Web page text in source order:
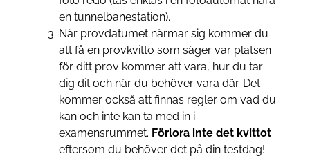
en tunnelbanestation).
När provdatumet närmar sig kommer du
att få en provkvitto som säger var platsen
för ditt prov kommer att vara, hur du tar
dig dit och när du behöver vara där. Det
kommer också att finnas regler om vad du
kan och inte kan ta med in i
examensrummet. Förlora inte det kvittot
eftersom du behöver det på din testdag!